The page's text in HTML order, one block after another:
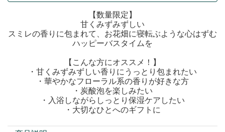
【数量限定】
甘くみずみずしい
スミレの香りに包まれて、お花畑に寝転ぶような心はずむ
ハッピーバスタイムを
【こんな方にオススメ！】
・甘くみずみずしい香りにうっとり包まれたい
・華やかなフローラル系の香りが好きな方
・炭酸泡を楽しみたい
・入浴しながらしっとり保湿ケアしたい
・大切なひとへのギフトに